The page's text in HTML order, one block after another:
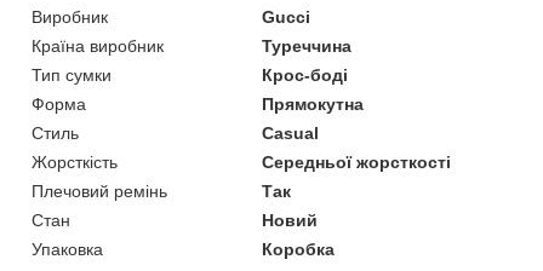
Виробник
Gucci
Країна виробник
Туреччина
Тип сумки
Крос-боді
Форма
Прямокутна
Стиль
Casual
Жорсткість
Середньої жорсткості
Плечовий ремінь
Так
Стан
Новий
Упаковка
Коробка